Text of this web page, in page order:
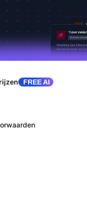
FREE AI